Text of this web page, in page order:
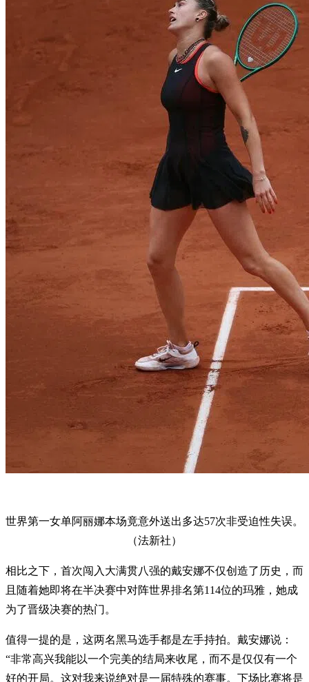
世界第一女单阿丽娜本场竟意外送出多达57次非受迫性失误。
（法新社）
相比之下，首次闯入大满贯八强的戴安娜不仅创造了历史，而
且随着她即将在半决赛中对阵世界排名第114位的玛雅，她成
为了晋级决赛的热门。
值得一提的是，这两名黑马选手都是左手持拍。戴安娜说：
“非常高兴我能以一个完美的结局来收尾，而不是仅仅有一个
好的开局。这对我来说绝对是一届特殊的赛事。下场比赛将是